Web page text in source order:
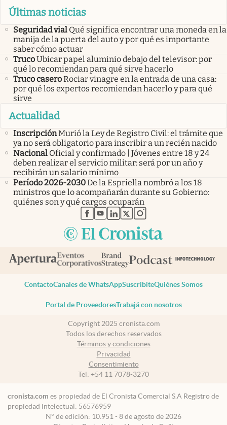
Últimas noticias
Seguridad vial Qué significa encontrar una moneda en la
manija de la puerta del auto y por qué es importante
saber cómo actuar
TrucoUbicar papel aluminio debajo del televisor: por
qué lo recomiendan para qué sirve hacerlo
Truco caseroRociar vinagre en la entrada de una casa:
por qué los expertos recomiendan hacerlo y para qué
sirve
Actualidad
InscripciónMurió la Ley de Registro Civil: el trámite que
ya no será obligatorio para inscribir a un recién nacido
Nacional Oficial y confirmado | Jóvenes entre 18 y 24
deben realizar el servicio militar: será por un año y
recibirán un salario mínimo
Período 2026-2030De la Espriella nombró a los 18
ministros que lo acompañarán durante su Gobierno:
quiénes son y qué cargos ocuparán
abre en nueva pestaña
abre en nueva pestaña
abre en nueva pestaña
abre en nueva pestaña
abre en nueva pestaña
ContactoCanales de WhatsAppSuscribiteQuiénes Somos
Portal de ProveedoresTrabajá con nosotros
Copyright 2025 cronista.com
Todos los derechos reservados
Términos y condiciones
Privacidad
Consentimiento
Tel: +54 11 7078-3270
cronista.com es propiedad de El Cronista Comercial S.A Registro de
propiedad intelectual: 56576959
N° de edición: 10.951 - 8 de agosto de 2026